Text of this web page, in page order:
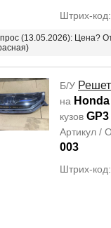
Штрих-
(13.05.2026): Цена?
Б/У
на
кузов GP3
Артикул /
003
Штрих-